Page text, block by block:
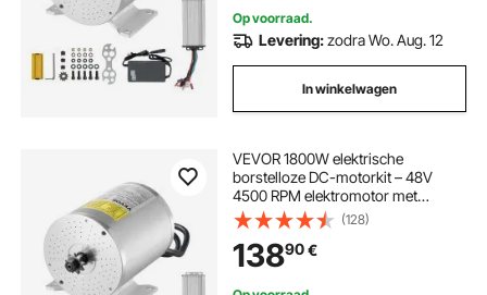
Op voorraad.
Levering:zodra Wo. Aug. 12
In winkelwagen
VEVOR 1800W elektrische
borstelloze DC-motorkit – 48V
4500 RPM elektromotor met
verbeterde snelheidsregelaar en
gashendelkit voor skelters, e-bikes,
motorfietsen, scooters en doe-het-
zelfprojecten
(128)
13890€